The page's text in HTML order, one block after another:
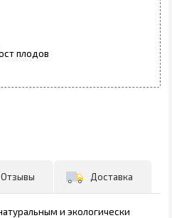
плодов
Отзывы Доставка
и экологически